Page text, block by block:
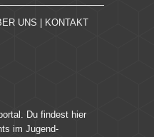
UNS KONTAKT
Du findest hier
im Jugend-